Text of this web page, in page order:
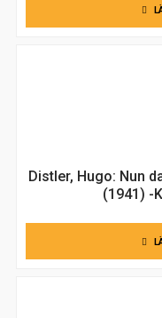
Distler, Hugo: Nun
(1941) -